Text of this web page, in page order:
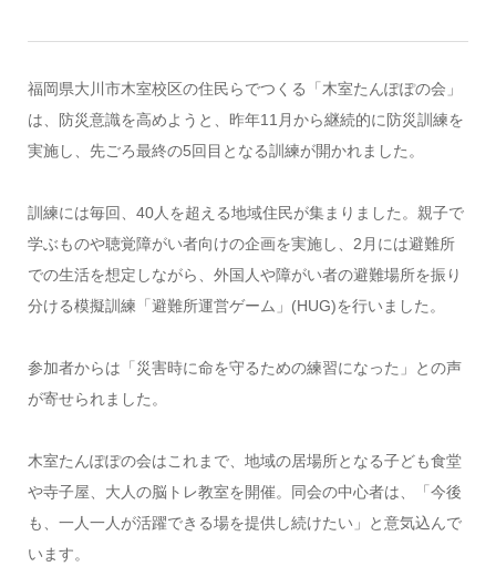
福岡県大川市木室校区の住民らでつくる「木室たんぽぽの会」
は、防災意識を高めようと、昨年11月から継続的に防災訓練を
実施し、先ごろ最終の5回目となる訓練が開かれました。
訓練には毎回、40人を超える地域住民が集まりました。親子で
学ぶものや聴覚障がい者向けの企画を実施し、2月には避難所
での生活を想定しながら、外国人や障がい者の避難場所を振り
分ける模擬訓練「避難所運営ゲーム」(HUG)を行いました。
参加者からは「災害時に命を守るための練習になった」との声
が寄せられました。
木室たんぽぽの会はこれまで、地域の居場所となる子ども食堂
や寺子屋、大人の脳トレ教室を開催。同会の中心者は、「今後
も、一人一人が活躍できる場を提供し続けたい」と意気込んで
います。